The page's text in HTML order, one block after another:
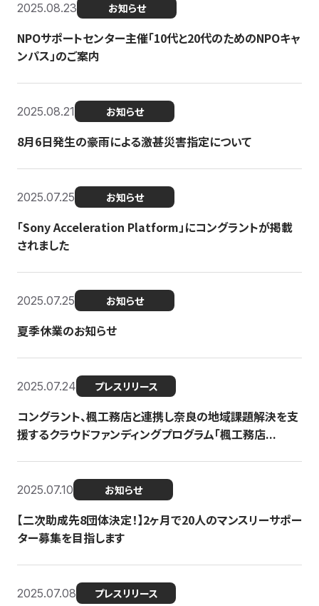
2025.08.23 お知らせ
NPOサポートセンター主催「10代と20代のためのNPOキャ
ンパス」のご案内
2025.08.21 お知らせ
8月6日発生の豪雨による激甚災害指定について
2025.07.25 お知らせ
「Sony Acceleration Platform」にコングラントが掲載
されました
2025.07.25 お知らせ
夏季休業のお知らせ
2025.07.24 プレスリリース
コングラント、楓工務店と連携し奈良の地域課題解決を支
援するクラウドファンディングプログラム「楓工務店...
2025.07.10 お知らせ
【二次助成先8団体決定！】2ヶ月で20人のマンスリーサポー
ター募集を目指します
2025.07.08 プレスリリース